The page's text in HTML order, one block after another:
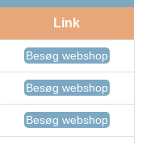
Link
Besøg webshop
Besøg webshop
Besøg webshop